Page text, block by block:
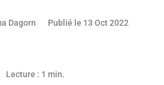
Dagorn Publié le 13 Oct 2022
Lecture : 1 min.